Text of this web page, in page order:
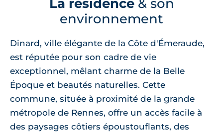
environnement
Dinard, ville élégante de la Côte d'Émeraude,
est réputée pour son cadre de vie
exceptionnel, mêlant charme de la Belle
Époque et beautés naturelles. Cette
commune, située à proximité de la grande
métropole de Rennes, offre un accès facile à
des paysages côtiers époustouflants, des